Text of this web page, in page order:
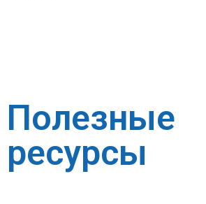
Полезные
ресурсы